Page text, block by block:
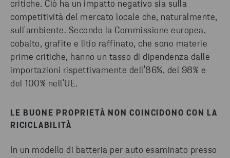
critiche. Ciò ha un impatto negativo sia sulla
competitività del mercato locale che, naturalmente,
sull'ambiente. Secondo la Commissione europea,
cobalto, grafite e litio raffinato, che sono materie
prime critiche, hanno un tasso di dipendenza dalle
importazioni rispettivamente dell'86%, del 98% e
del 100% nell'UE.
LE BUONE PROPRIETÀ NON COINCIDONO CON LA
RICICLABILITÀ
In un modello di batteria per auto esaminato presso